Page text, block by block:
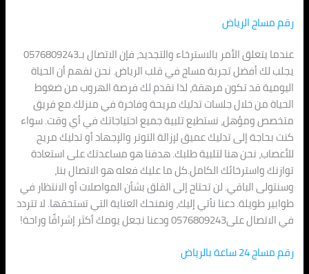
رقم مساج الرياض
عندما يتعلق الأمر بالاسترخاء والتجديد، فإن الاتصال بـ0576809243
يجلب لك أفضل تجربة مساج في قلب الرياض. نحن نفهم أن الحياة
اليومية قد تكون مرهقة، لذا نقدم لك فرصة الهروب من ضغوط
الحياة من خلال جلسات تدليك مريحة وفاخرة في منزلك.مع فريق
متخصص ومؤهل، نستطيع تلبية جميع احتياجاتك في أي وقت. سواء
كنت بحاجة إلى تدليك عميق لإزالة التوتر والإجهاد أو تدليك مريح
للأعصاب، نحن هنا لتلبية طلبك. هدفنا هو مساعدتك على استعادة
توازنك واسترخائك الكامل.كل ما عليك فعله هو الاتصال بنا،
وسنتولى الباقي. لن تحتاج إلى القلق بشأن المواصلات أو الانتظار في
طوابير طويلة. دعنا نأتي إليك، ونمنحك العناية التي تستحقها. لا تتردد
في الاتصال على0576809243 ودعنا نجعل يومك أكثر إشراقًا وراحة!
رقم مساج 24 ساعة بالرياض